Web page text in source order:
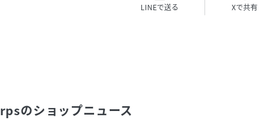
LINEで送る Xで共有
rpsのショップニュース